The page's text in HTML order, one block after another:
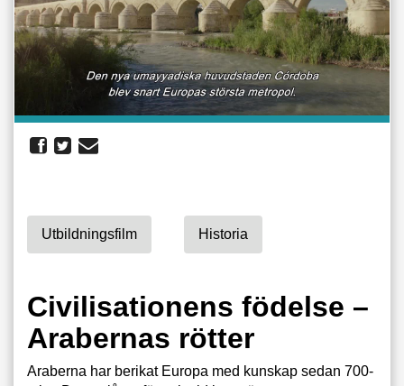
Utbildningsfilm Historia
Civilisationens födelse –
Arabernas rötter
Araberna har berikat Europa med kunskap sedan 700-